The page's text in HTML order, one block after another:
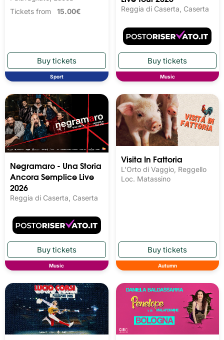
Tickets from 15.00€
Sport
Reggia di Caserta, Caserta
Music
Negramaro - Una Storia
Ancora Semplice Live
2026
Reggia di Caserta, Caserta
Music
Visita In Fattoria
L'Orto di Vaggio, Reggello
Loc. Matassino
Autumn